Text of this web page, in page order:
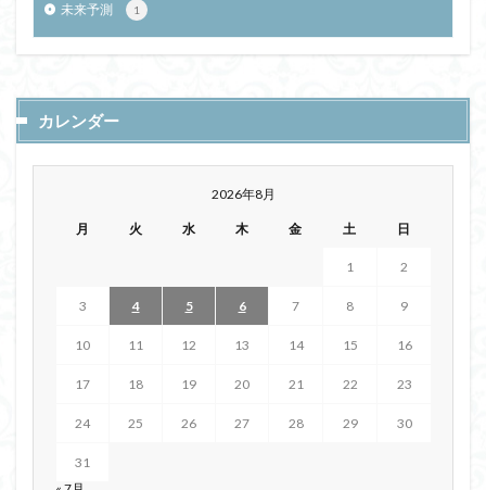
未来予測 1
カレンダー
2026年8月
月 火 水 木 金 土 日
1 2
3 4 5 6 7 8 9
10 11 12 13 14 15 16
17 18 19 20 21 22 23
24 25 26 27 28 29 30
31